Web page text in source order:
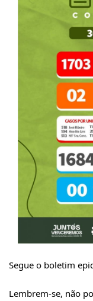
Segue o boletim
Lembrem-se, não